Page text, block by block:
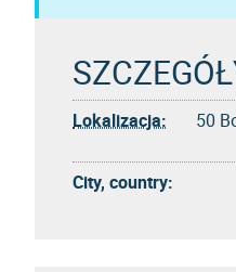
Lokalizacja:
50
City, country: